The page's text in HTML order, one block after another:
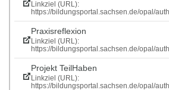
Linkziel (URL):
https://bildungsportal.sachsen.de/opal/
Praxisreflexion
Linkziel (URL):
https://bildungsportal.sachsen.de/opal/
Projekt TeilHaben
Linkziel (URL):
https://bildungsportal.sachsen.de/opal/